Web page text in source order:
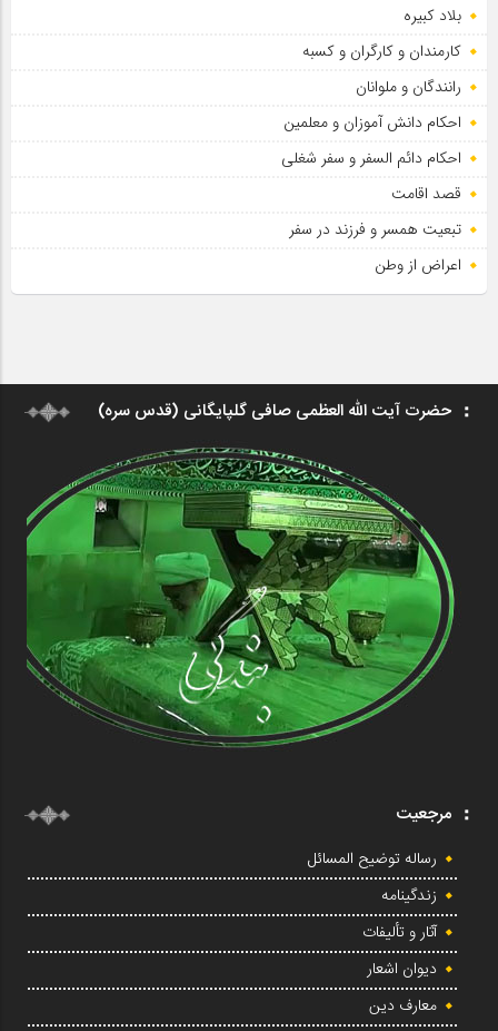
بلاد کبیره
کارمندان و کارگران و کسبه
رانندگان و ملوانان
احکام دانش آموزان و معلمین
احکام دائم السفر و سفر شغلی
قصد اقامت
تبعیت همسر و فرزند در سفر
اعراض از وطن
حضرت آیت الله العظمی صافی گلپایگانی (قدس سره)
مرجعیت
رساله توضیح المسائل
زندگینامه
آثار و تألیفات
دیوان اشعار
معارف دین